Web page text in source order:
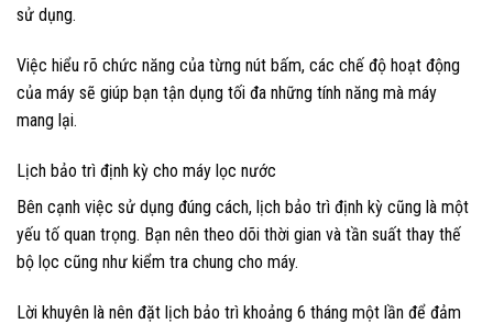
sử dụng.
Việc hiểu rõ chức năng của từng nút bấm, các chế độ hoạt động
của máy sẽ giúp bạn tận dụng tối đa những tính năng mà máy
mang lại.
Lịch bảo trì định kỳ cho máy lọc nước
Bên cạnh việc sử dụng đúng cách, lịch bảo trì định kỳ cũng là một
yếu tố quan trọng. Bạn nên theo dõi thời gian và tần suất thay thế
bộ lọc cũng như kiểm tra chung cho máy.
Lời khuyên là nên đặt lịch bảo trì khoảng 6 tháng một lần để đảm